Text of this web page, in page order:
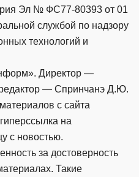
Эл № ФС77-80393 от 01
службой по надзору
технологий и
Директор —
— Спринчанэ Д.Ю.
с сайта
на
с новостью.
за достоверность
Такие